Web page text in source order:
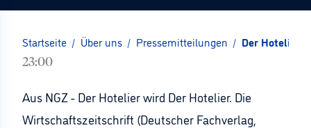
Startseite / Über uns / Pressemitteilungen / Der Hotelier:
23:00
Aus NGZ - Der Hotelier wird Der Hotelier. Die
Wirtschaftszeitschrift (Deutscher Fachverlag,